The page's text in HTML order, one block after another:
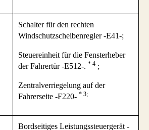
Schalter für den rechten
Windschutzscheibenregler -E41-;
Steuereinheit für die Fensterheber
der Fahrertür -E512-. * 4 ;
Zentralverriegelung auf der
Fahrerseite -F220- * 3;
Bordseitiges Leistungssteuergerät -